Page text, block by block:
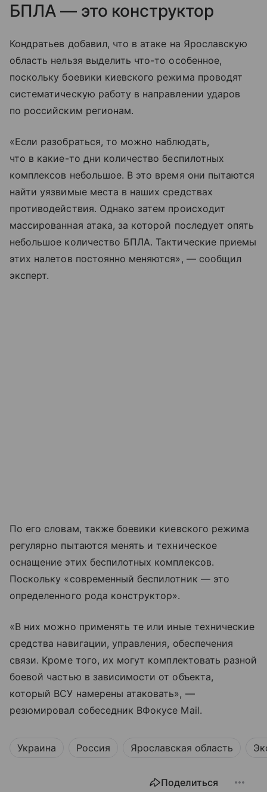
БПЛА — это конструктор
Кондратьев добавил, что в атаке на Ярославскую
область нельзя выделить что-то особенное,
поскольку боевики киевского режима проводят
систематическую работу в направлении ударов
по российским регионам.
«Если разобраться, то можно наблюдать,
что в какие-то дни количество беспилотных
комплексов небольшое. В это время они пытаются
найти уязвимые места в наших средствах
противодействия. Однако затем происходит
массированная атака, за которой последует опять
небольшое количество БПЛА. Тактические приемы
этих налетов постоянно меняются», — сообщил
эксперт.
По его словам, также боевики киевского режима
регулярно пытаются менять и техническое
оснащение этих беспилотных комплексов.
Поскольку «современный беспилотник — это
определенного рода конструктор».
«В них можно применять те или иные технические
средства навигации, управления, обеспечения
связи. Кроме того, их могут комплектовать разной
боевой частью в зависимости от объекта,
который ВСУ намерены атаковать», —
резюмировал собеседник ВФокусе Mail.
Украина Россия Ярославская область
Поделиться